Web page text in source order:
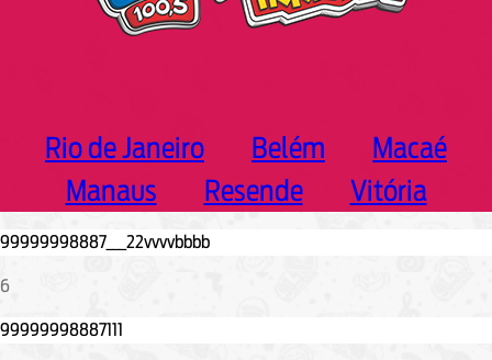
Rio de Janeiro Belém
Macaé
Manaus
Resende Vitória
6